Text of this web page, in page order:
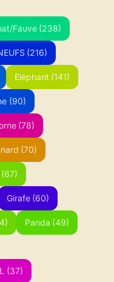
Fauve (238)
(216)
Eléphant (141)
(90)
(78)
(70)
(67)
Girafe (60)
Panda (49)
(37)